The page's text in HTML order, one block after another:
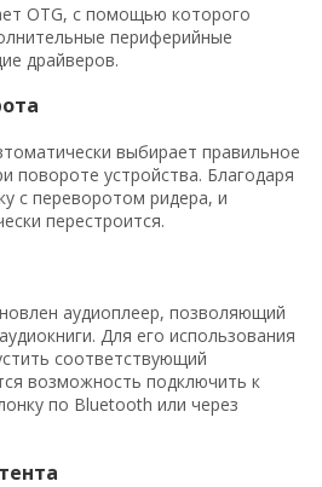
OTG, с помощью которого
периферийные
драйверов.
выбирает правильное
повороте устройства. Благодаря
с переворотом ридера, и
перестроится.
аудиоплеер, позволяющий
Для его использования
соответствующий
возможность подключить к
по Bluetooth или через